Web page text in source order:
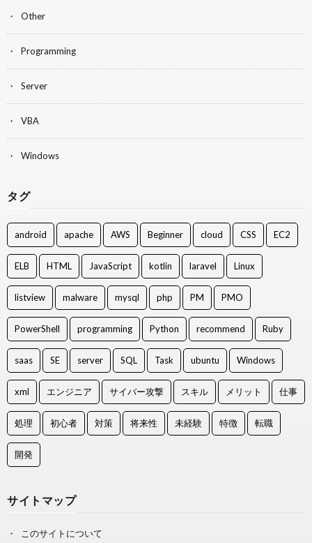
Other
Programming
Server
VBA
Windows
タグ
android apache AWS Beginner cloud CSS EC2
ELB HTML JavaScript kotlin laravel Linux
listview malware mysql php PM PMO
PowerShell programming Python recommend Ruby
saas SE server SQL Task ubuntu Windows
xml エンジニア サイバー攻撃 スキル メリット 仕事
処理 初心者 対策 将来性 未経験 特徴 転職
開発
サイトマップ
このサイトについて